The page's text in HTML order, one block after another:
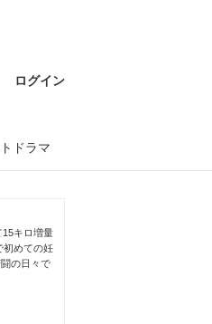
ログイン
ドラマ
15キロ増量
初めての妊
の日々で